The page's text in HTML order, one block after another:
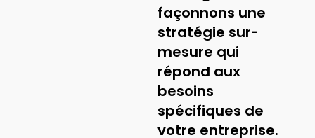
façonnons une
stratégie sur-
mesure qui
répond aux
besoins
spécifiques de
votre entreprise.